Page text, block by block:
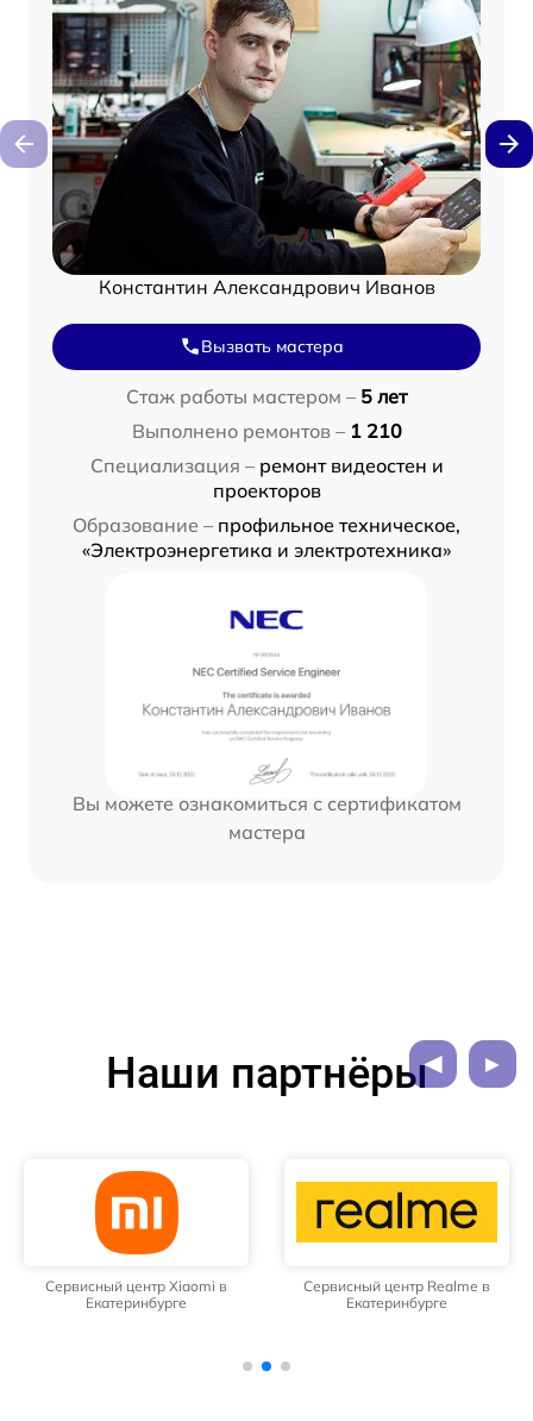
Константин Александрович Иванов
Вызвать мастера
Стаж работы мастером – 5 лет
Выполнено ремонтов – 1 210
Специализация – ремонт видеостен и
проекторов
Образование – профильное техническое,
«Электроэнергетика и электротехника»
Вы можете ознакомиться с сертификатом
мастера
Наши партнёры
Сервисный центр Xiaomi в
Екатеринбурге
Сервисный центр Realme в
Екатеринбурге